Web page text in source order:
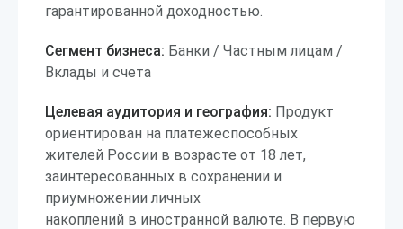
гарантированной доходностью.
Сегмент бизнеса: Банки / Частным лицам /
Вклады и счета
Целевая аудитория и география: Продукт
ориентирован на платежеспособных
жителей России в возрасте от 18 лет,
заинтересованных в сохранении и
приумножении личных
накоплений в иностранной валюте. В первую